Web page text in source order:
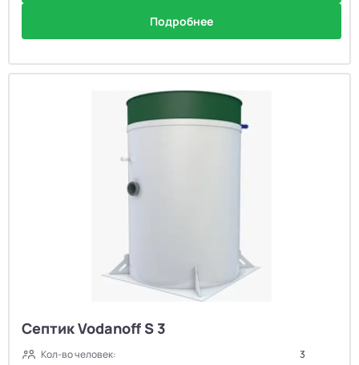
Подробнее
Септик Vodanoff S 3
Кол-во человек:
3